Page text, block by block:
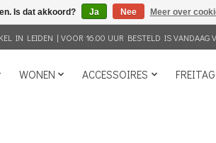
IN LEIDEN | VOOR 16.00 UUR BESTELD IS VANDAAG
WONEN ACCESSOIRES FREITAG
Is dat akkoord? Ja Nee Meer over